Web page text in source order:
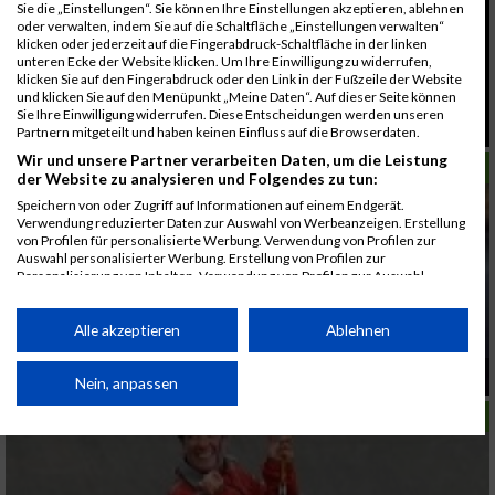
Vollmond, was jetzt?
LAUFSPORT
5. Marchfeldkanallauf
Sie die „Einstellungen“. Sie können Ihre Einstellungen akzeptieren, ablehnen
oder verwalten, indem Sie auf die Schaltfläche „Einstellungen verwalten“
klicken oder jederzeit auf die Fingerabdruck-Schaltfläche in der linken
unteren Ecke der Website klicken. Um Ihre Einwilligung zu widerrufen,
klicken Sie auf den Fingerabdruck oder den Link in der Fußzeile der Website
und klicken Sie auf den Menüpunkt „Meine Daten“. Auf dieser Seite können
Sie Ihre Einwilligung widerrufen. Diese Entscheidungen werden unseren
Partnern mitgeteilt und haben keinen Einfluss auf die Browserdaten.
Wir und unsere Partner verarbeiten Daten, um die Leistung
der Website zu analysieren und Folgendes zu tun:
Speichern von oder Zugriff auf Informationen auf einem Endgerät.
Verwendung reduzierter Daten zur Auswahl von Werbeanzeigen. Erstellung
von Profilen für personalisierte Werbung. Verwendung von Profilen zur
Auswahl personalisierter Werbung. Erstellung von Profilen zur
Personalisierung von Inhalten. Verwendung von Profilen zur Auswahl
Performance von Inhalten. Analyse von Zielgruppen durch Statistiken oder
Kombinationen von Daten aus verschiedenen Quellen. Entwicklung und
von Inhalten.
Daten können außerhalb der Europäischen Union weitergegeben und in die
Website/App.
Partnerliste anzeigen (1 IAB-Anbieter)
Alle akzeptieren Ablehnen
Nein, anpassen